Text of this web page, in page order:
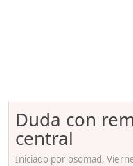
Duda con
central
Iniciado por osomad,